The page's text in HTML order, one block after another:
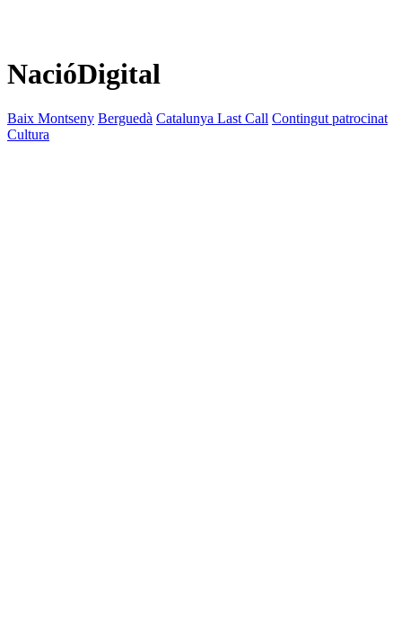
NacióDigital
Baix Montseny Berguedà Catalunya Last Call Contingut patrocinat
Cultura